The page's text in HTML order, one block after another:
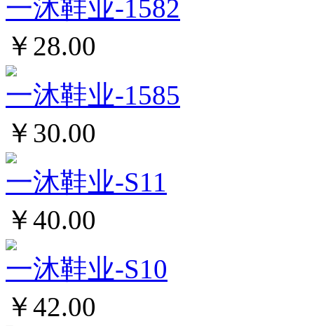
一沐鞋业-1582
￥28.00
一沐鞋业-1585
￥30.00
一沐鞋业-S11
￥40.00
一沐鞋业-S10
￥42.00